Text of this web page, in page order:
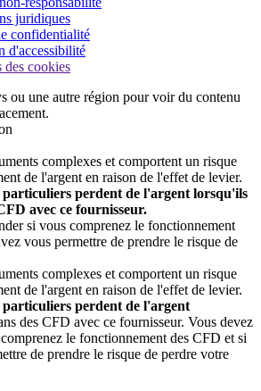
juridiques
confidentialité
d'accessibilité
des cookies
ou une autre région pour voir du contenu
complexes et comportent un risque
de l'argent en raison de l'effet de levier.
particuliers perdent de l'argent lorsqu'ils
avec ce fournisseur.
si vous comprenez le fonctionnement
vous permettre de prendre le risque de
complexes et comportent un risque
de l'argent en raison de l'effet de levier.
particuliers perdent de l'argent
des CFD avec ce fournisseur. Vous devez
le fonctionnement des CFD et si
de prendre le risque de perdre votre